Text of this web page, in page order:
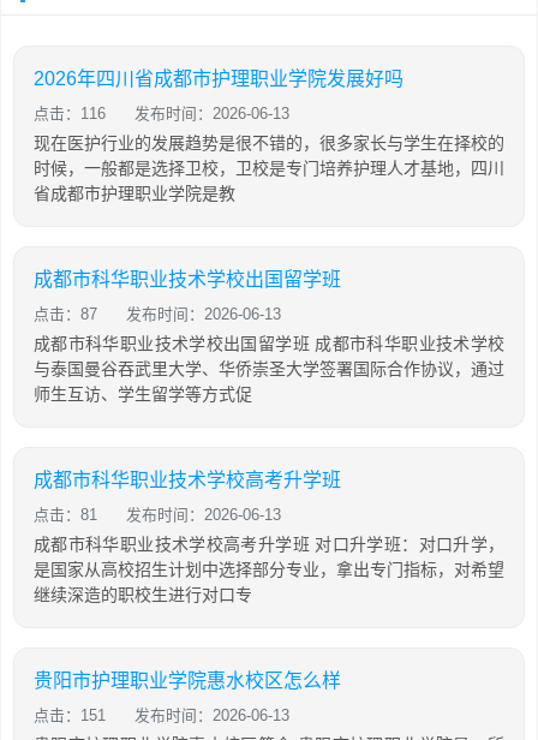
2026年四川省成都市护理职业学院发展好吗
点击：116 发布时间：2026-06-13
现在医护行业的发展趋势是很不错的，很多家长与学生在择校的
时候，一般都是选择卫校，卫校是专门培养护理人才基地，四川
省成都市护理职业学院是教
成都市科华职业技术学校出国留学班
点击：87 发布时间：2026-06-13
成都市科华职业技术学校出国留学班 成都市科华职业技术学校
与泰国曼谷吞武里大学、华侨崇圣大学签署国际合作协议，通过
师生互访、学生留学等方式促
成都市科华职业技术学校高考升学班
点击：81 发布时间：2026-06-13
成都市科华职业技术学校高考升学班 对口升学班：对口升学，
是国家从高校招生计划中选择部分专业，拿出专门指标，对希望
继续深造的职校生进行对口专
贵阳市护理职业学院惠水校区怎么样
点击：151 发布时间：2026-06-13